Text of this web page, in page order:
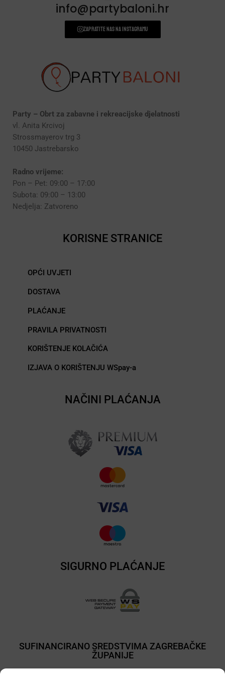
DODACI ZA PROSLAVE (190)
info@partybaloni.hr
Zapratite nas na instagramu
Party – Obrt za zabavne i rekreacijske djelatnosti
vl. Anita Krcivoj
Strossmayerov trg 3
10450 Jastrebarsko
Radno vrijeme:
Pon – Pet: 09:00 – 17:00
Subota: 09:00 – 13:00
Nedjelja: Zatvoreno
KORISNE STRANICE
OPĆI UVJETI
DOSTAVA
PLAĆANJE
PRAVILA PRIVATNOSTI
KORIŠTENJE KOLAČIĆA
IZJAVA O KORIŠTENJU WSpay-a
NAČINI PLAĆANJA
SIGURNO PLAĆANJE
SUFINANCIRANO SREDSTVIMA ZAGREBAČKE
ŽUPANIJE